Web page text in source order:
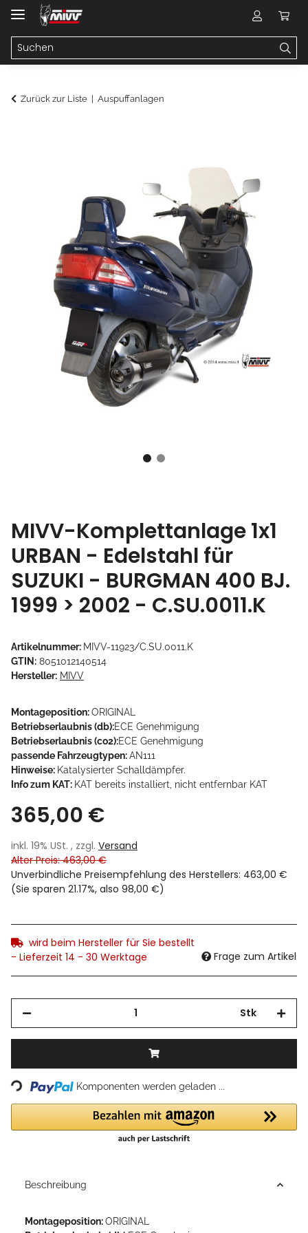
Zurück zur Liste Auspuffanlagen
MIVV-Komplettanlage 1x1
URBAN - Edelstahl für
SUZUKI - BURGMAN 400 BJ.
1999 > 2002 - C.SU.0011.K
Artikelnummer: MIVV-11923/C.SU.0011.K
GTIN: 8051012140514
Hersteller: MIVV
Montageposition:ORIGINAL
Betriebserlaubnis (db):ECE Genehmigung
Betriebserlaubnis (co2):ECE Genehmigung
passende Fahrzeugtypen:AN111
Hinweise: Katalysierter Schalldämpfer.
Info zum KAT: KAT bereits installiert, nicht entfernbar KAT
365,00 €
inkl. 19% USt. , zzgl. Versand
Alter Preis: 463,00 €
Unverbindliche Preisempfehlung des Herstellers: 463,00 €
(Sie sparen 21.17%, also 98,00 €)
wird beim Hersteller für Sie bestellt
- Lieferzeit 14 - 30 Werktage
Frage zum Artikel
Stk
Loading... Komponenten werden geladen ...
Beschreibung
Montageposition:ORIGINAL